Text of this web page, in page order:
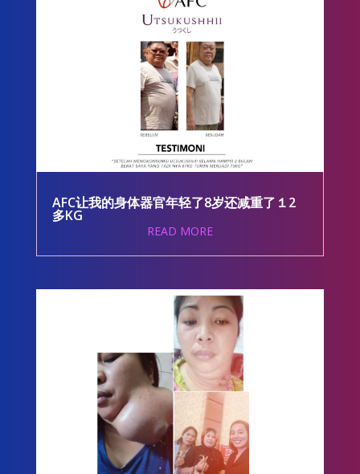
AFC让我的身体器官年轻了8岁还减重了１2
多KG
READ MORE